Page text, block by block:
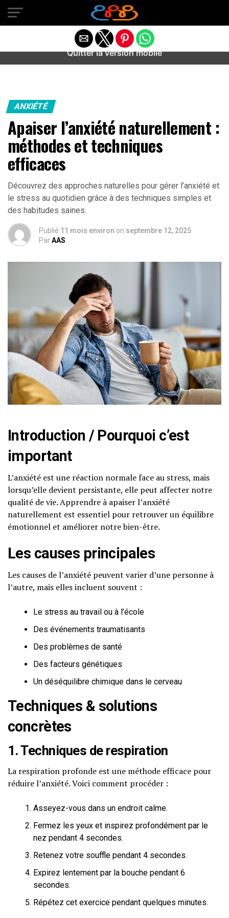
Warning
: preg_match(): Unknown modifier '/' in
/home/u589487443/domains/aideanxietestress.fr/
content/plugins/idev-post-views/includes/class-bots.php
ANXIÉTÉ
Apaiser l’anxiété naturellement :
méthodes et techniques
efficaces
Découvrez des approches naturelles pour gérer l’anxiété et
le stress au quotidien grâce à des techniques simples et
des habitudes saines.
Publié 11 mois environ on septembre 12, 2025
ParAAS
Introduction / Pourquoi c’est
important
L’anxiété est une réaction normale face au stress, mais
lorsqu’elle devient persistante, elle peut affecter notre
qualité de vie. Apprendre à apaiser l’anxiété
naturellement est essentiel pour retrouver un équilibre
émotionnel et améliorer notre bien-être.
Les causes principales
Les causes de l’anxiété peuvent varier d’une personne à
l’autre, mais elles incluent souvent :
Le stress au travail ou à l’école
Des événements traumatisants
Des problèmes de santé
Des facteurs génétiques
Un déséquilibre chimique dans le cerveau
Techniques & solutions
concrètes
1. Techniques de respiration
La respiration profonde est une méthode efficace pour
réduire l’anxiété. Voici comment procéder :
Asseyez-vous dans un endroit calme.
Fermez les yeux et inspirez profondément par le
nez pendant 4 secondes.
Retenez votre souffle pendant 4 secondes.
Expirez lentement par la bouche pendant 6
secondes.
Répétez cet exercice pendant quelques minutes.
Quitter la version mobile